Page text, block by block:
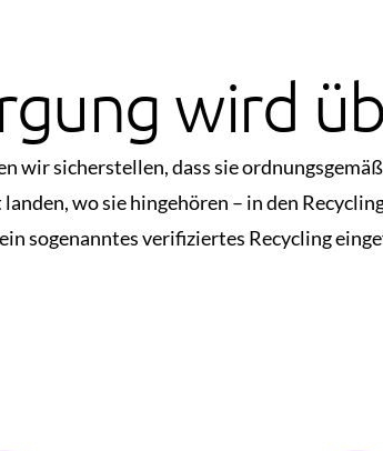
wird
wir sicherstellen, dass sie
wo sie hingehören – in den
sogenanntes verifiziertes Recycling